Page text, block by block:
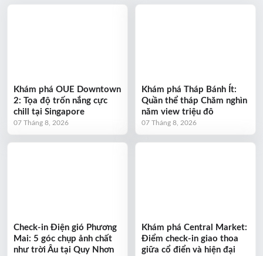
Khám phá OUE Downtown
2: Tọa độ trốn nắng cực
chill tại Singapore
07 Tháng 8, 2026
Khám phá Tháp Bánh Ít:
Quần thể tháp Chăm nghìn
năm view triệu đô
07 Tháng 8, 2026
Check-in Điện gió Phương
Mai: 5 góc chụp ảnh chất
như trời Âu tại Quy Nhơn
Khám phá Central Market:
Điểm check-in giao thoa
giữa cổ điển và hiện đại